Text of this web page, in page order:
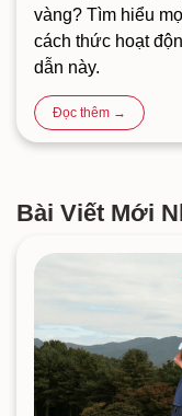
vàng? Tìm hiểu
cách thức hoạt
dẫn này.
Đọc thêm →
Bài Viết Mới